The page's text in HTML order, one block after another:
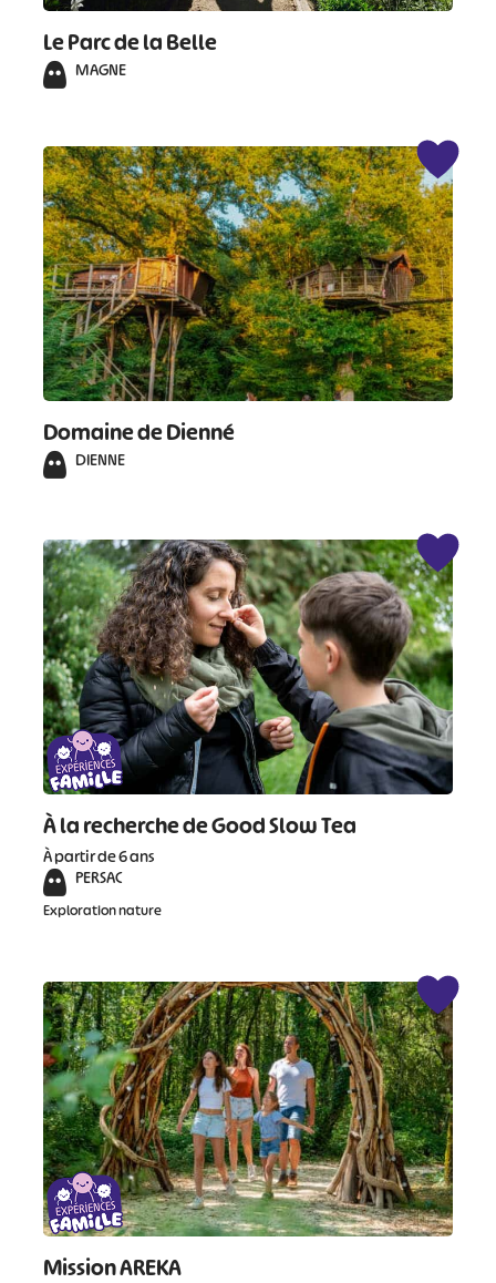
Le Parc de la Belle
MAGNE
Domaine de Dienné
DIENNE
À la recherche de Good Slow Tea
À partir de 6 ans
PERSAC
Exploration nature
Mission AREKA
#
#
#